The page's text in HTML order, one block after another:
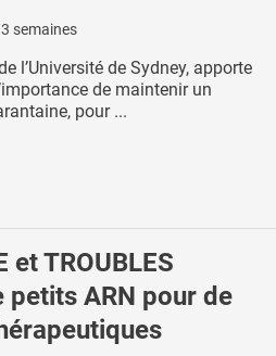
semaines
l’Université de Sydney, apporte
de maintenir un
pour ...
et TROUBLES
petits ARN pour de